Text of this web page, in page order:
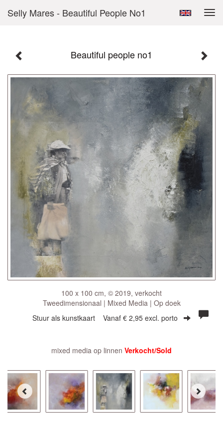
Selly Mares - Beautiful People No1
Beautiful people no1
100 x 100 cm, © 2019, verkocht
Tweedimensionaal | Mixed Media | Op doek
Stuur als kunstkaart Vanaf € 2,95 excl. porto
mixed media op linnen Verkocht/Sold